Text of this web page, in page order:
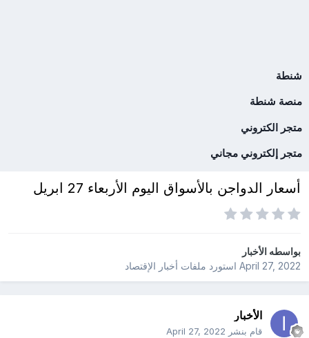
شنطة
منصة شنطة
متجر الكتروني
متجر إلكتروني مجاني
أسعار الدواجن بالأسواق اليوم الأربعاء 27 ابريل
بواسطهالأخبار
April 27, 2022استورد ملفات أخبار الإقتصاد
الأخبار
قام بنشر April 27, 2022